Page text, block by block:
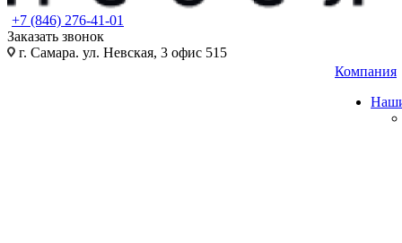
+7 (846) 276-41-01
Заказать звонок
г. Самара. ул. Невская, 3 офис 515
Компания